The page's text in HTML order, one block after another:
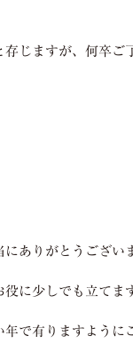
じますが、何卒ご
ありがとうござい
に少しでも立てま
で有りますように